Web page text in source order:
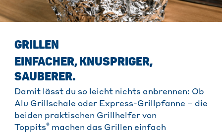
GRILLEN
EINFACHER, KNUSPRIGER,
SAUBERER.
Damit lässt du so leicht nichts anbrennen: Ob
Alu Grillschale oder Express-Grillpfanne – die
beiden praktischen Grillhelfer von
Toppits® machen das Grillen einfach